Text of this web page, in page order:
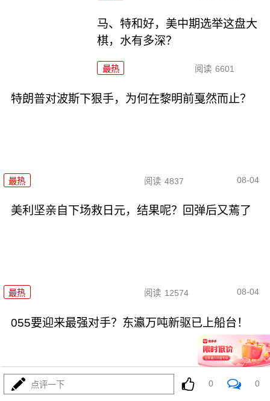
马、特和好，美中期选举这盘大
棋，水有多深？
最热 阅读 6601
特朗普对波斯下狠手，为何在黎明前戛然而止？
最热 阅读 4837 08-04
美利坚亲自下场救日元，结果呢？回弹后又蔫了
最热 阅读 12574 08-04
055要迎来最强对手？东瀛万吨新驱已上船台！
点评一下 0 0